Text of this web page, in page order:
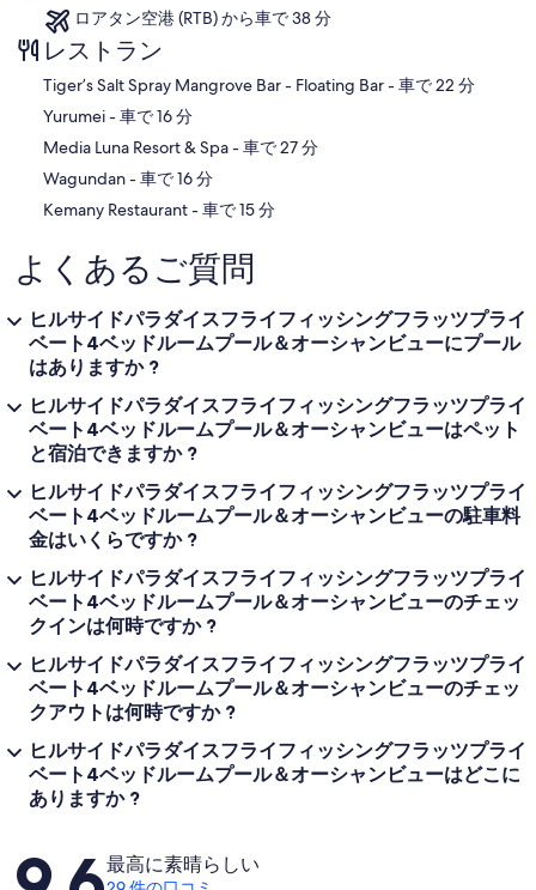
ロアタン空港 (RTB) から車で 38 分
レストラン
‪Tiger’s Salt Spray Mangrove Bar - Floating Bar - ‬車で 22 分
‪Yurumei - ‬車で 16 分
‪Media Luna Resort & Spa - ‬車で 27 分
‪Wagundan - ‬車で 16 分
‪Kemany Restaurant - ‬車で 15 分
よくあるご質問
ヒルサイドパラダイスフライフィッシングフラッツプライ
ベート4ベッドルームプール＆オーシャンビューにプール
はありますか ?
ヒルサイドパラダイスフライフィッシングフラッツプライ
ベート4ベッドルームプール＆オーシャンビューはペット
と宿泊できますか ?
ヒルサイドパラダイスフライフィッシングフラッツプライ
ベート4ベッドルームプール＆オーシャンビューの駐車料
金はいくらですか ?
ヒルサイドパラダイスフライフィッシングフラッツプライ
ベート4ベッドルームプール＆オーシャンビューのチェッ
クインは何時ですか ?
ヒルサイドパラダイスフライフィッシングフラッツプライ
ベート4ベッドルームプール＆オーシャンビューのチェッ
クアウトは何時ですか ?
ヒルサイドパラダイスフライフィッシングフラッツプライ
ベート4ベッドルームプール＆オーシャンビューはどこに
ありますか ?
口
最高に素晴らしい